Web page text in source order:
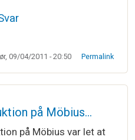
09/04/2011 - 20:50 Permalink
på Möbius…
på Möbius var let at